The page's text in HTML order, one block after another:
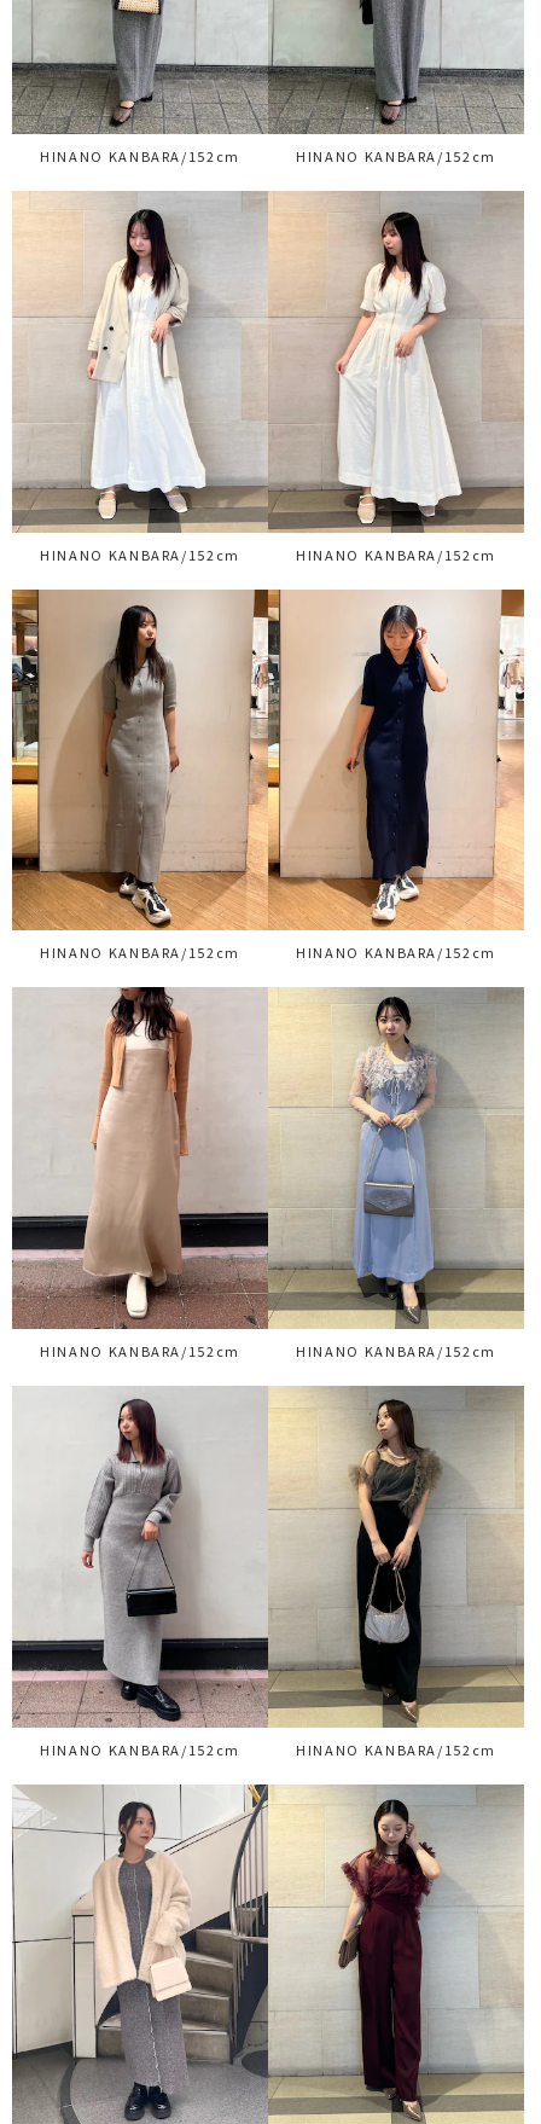
HINANO KANBARA/152cm HINANO KANBARA/152cm
HINANO KANBARA/152cm HINANO KANBARA/152cm
HINANO KANBARA/152cm HINANO KANBARA/152cm
HINANO KANBARA/152cm HINANO KANBARA/152cm
HINANO KANBARA/152cm HINANO KANBARA/152cm